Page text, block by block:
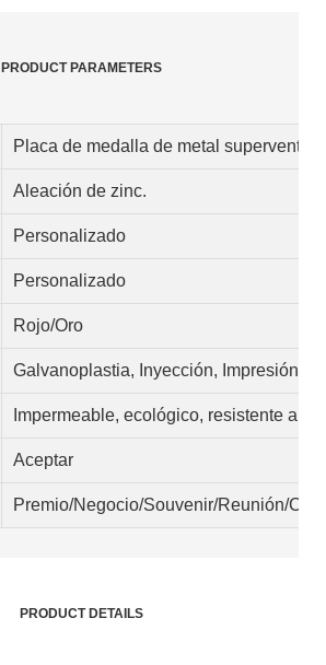
PRODUCT PARAMETERS
Placa de medalla de metal
Aleación de zinc.
Personalizado
Personalizado
Rojo/Oro
Galvanoplastia, Inyección, Impresión
Impermeable, ecológico, resistente al
Aceptar
Premio/Negocio/Souvenir/Reunión/
PRODUCT DETAILS